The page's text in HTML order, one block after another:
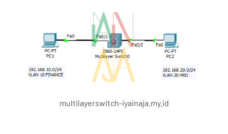
multilayerswitch-iyainaja.my.id